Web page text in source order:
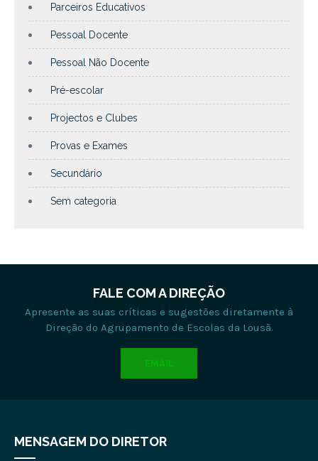
Parceiros Educativos
Pessoal Docente
Pessoal Não Docente
Pré-escolar
Projectos e Clubes
Provas e Exames
Secundário
Sem categoria
FALE COM A DIREÇÃO
Apresente as suas críticas e sugestões diretamente à
Direção do Agrupamento de Escolas da Lousã.
EMAIL
MENSAGEM DO DIRETOR